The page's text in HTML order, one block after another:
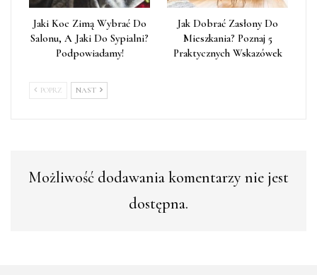
Jaki Koc Zimą Wybrać Do
Salonu, A Jaki Do Sypialni?
Podpowiadamy!
Jak Dobrać Zasłony Do
Mieszkania? Poznaj 5
Praktycznych Wskazówek
POPRZ NAST
Możliwość dodawania komentarzy nie jest
dostępna.